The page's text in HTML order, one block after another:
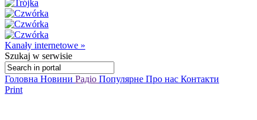
Kanały internetowe »
Szukaj w serwisie
Головна Новини Радіо Популярне Про нас Контакти
Print